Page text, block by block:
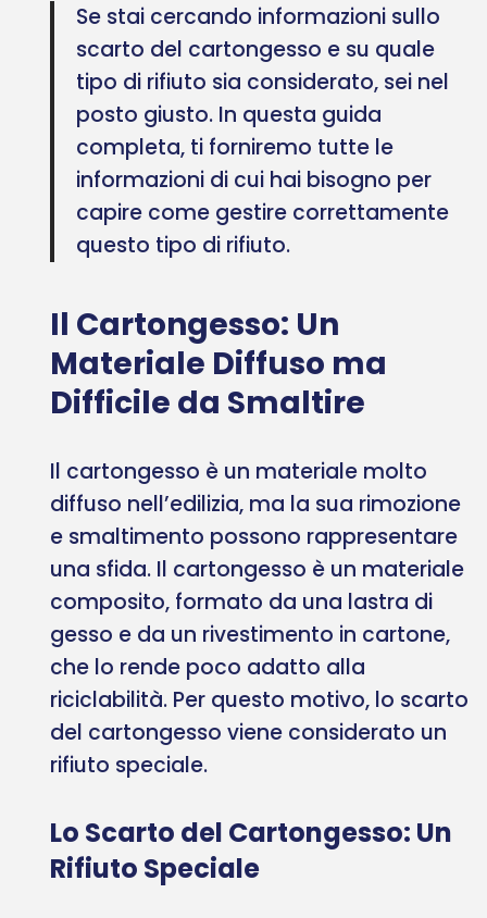
Se stai cercando informazioni sullo
scarto del cartongesso e su quale
tipo di rifiuto sia considerato, sei nel
posto giusto. In questa guida
completa, ti forniremo tutte le
informazioni di cui hai bisogno per
capire come gestire correttamente
questo tipo di rifiuto.
Il Cartongesso: Un
Materiale Diffuso ma
Difficile da Smaltire
Il cartongesso è un materiale molto
diffuso nell’edilizia, ma la sua rimozione
e smaltimento possono rappresentare
una sfida. Il cartongesso è un materiale
composito, formato da una lastra di
gesso e da un rivestimento in cartone,
che lo rende poco adatto alla
riciclabilità. Per questo motivo, lo scarto
del cartongesso viene considerato un
rifiuto speciale.
Lo Scarto del Cartongesso: Un
Rifiuto Speciale